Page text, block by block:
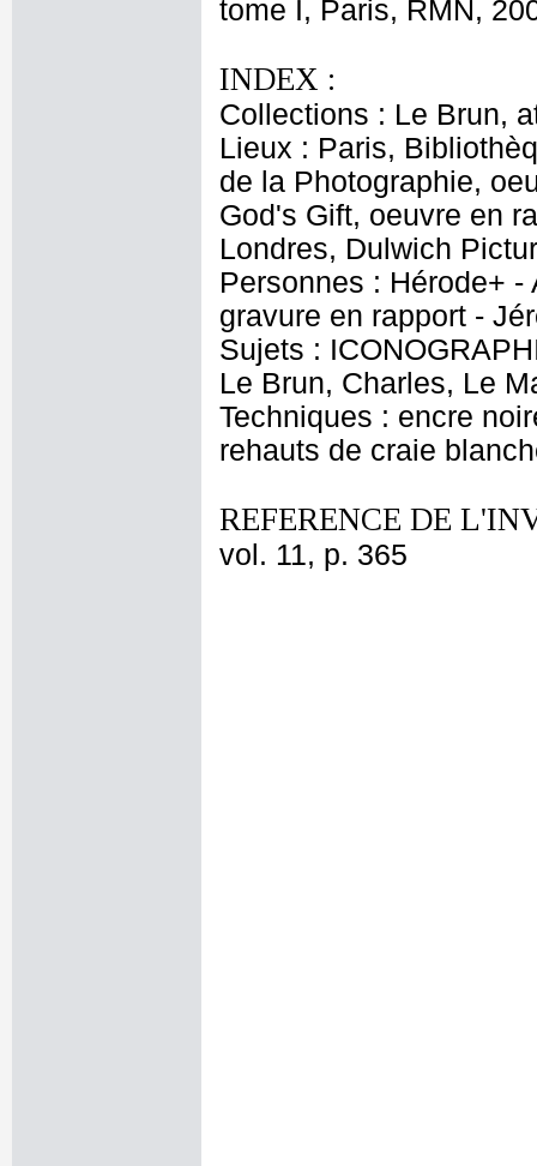
tome I, Paris, RMN,
INDEX :
Collections : Le Brun,
Lieux : Paris,
de la Photographie,
God's Gift, oeuvre en
Londres, Dulwich
Personnes : Hérode+
gravure en rapport -
Sujets :
Le Brun, Charles, Le
Techniques : encre
rehauts de craie
REFERENCE DE
vol. 11, p. 365